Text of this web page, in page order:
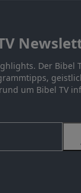
Der Bibel
um Bibel TV